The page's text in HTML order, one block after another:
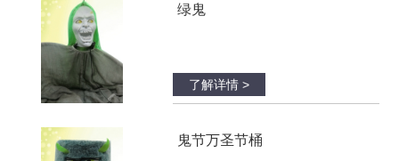
绿鬼
了解详情 >
鬼节万圣节桶